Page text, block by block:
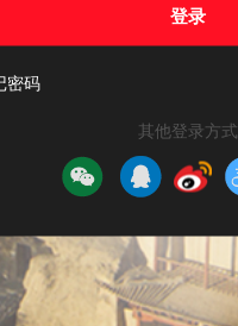
登录
密码
其他登录方式